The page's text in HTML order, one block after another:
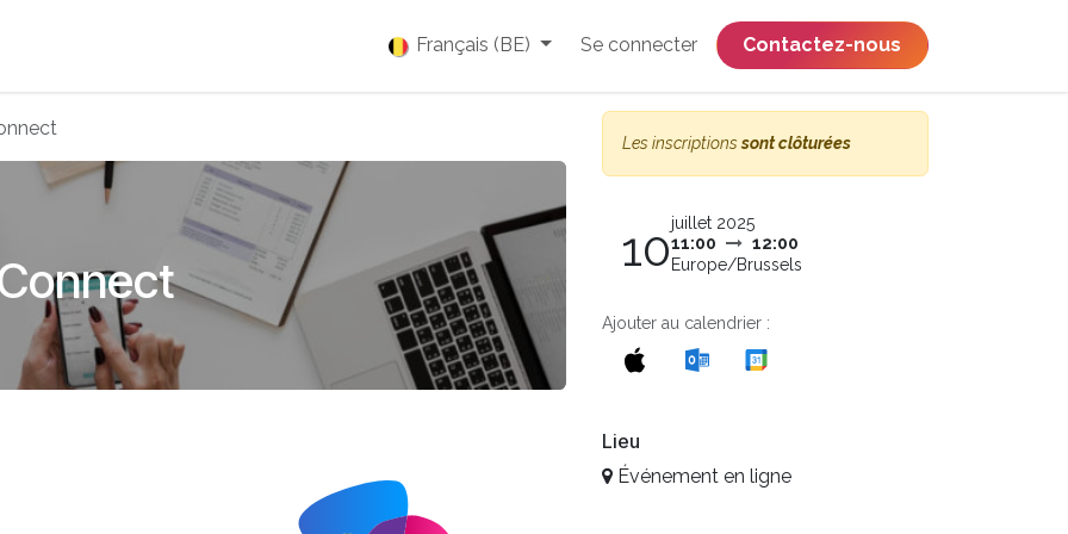
Français (BE) Se connecter ​​​​​​​​​​​​​​​​Contactez-nous
Les inscriptionssont clôturées
10juillet 2025
11:00
12:00
Europe/Brussels
Ajouter au calendrier :
Lieu
Événement en ligne